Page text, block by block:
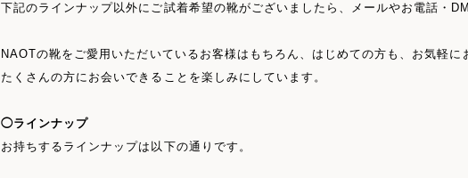
下記のラインナップ以外にご試着希望の靴がございましたら、メールやお電話・
NAOTの靴をご愛用いただいているお客様はもちろん、はじめての方も、お気軽に
たくさんの方にお会いできることを楽しみにしています。
◯ラインナップ
お持ちするラインナップは以下の通りです。